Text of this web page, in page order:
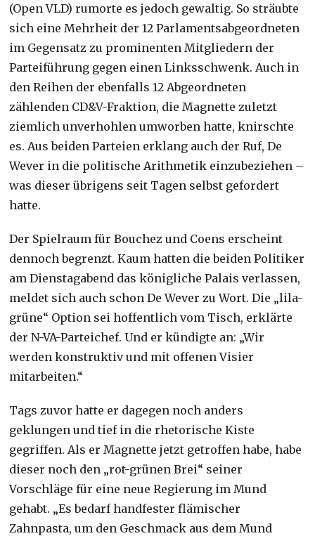
(Open VLD) rumorte es jedoch gewaltig. So sträubte
sich eine Mehrheit der 12 Parlamentsabgeordneten
im Gegensatz zu prominenten Mitgliedern der
Parteiführung gegen einen Linksschwenk. Auch in
den Reihen der ebenfalls 12 Abgeordneten
zählenden CD&V-Fraktion, die Magnette zuletzt
ziemlich unverhohlen umworben hatte, knirschte
es. Aus beiden Parteien erklang auch der Ruf, De
Wever in die politische Arithmetik einzubeziehen –
was dieser übrigens seit Tagen selbst gefordert
hatte.
Der Spielraum für Bouchez und Coens erscheint
dennoch begrenzt. Kaum hatten die beiden Politiker
am Dienstagabend das königliche Palais verlassen,
meldet sich auch schon De Wever zu Wort. Die „lila-
grüne“ Option sei hoffentlich vom Tisch, erklärte
der N-VA-Parteichef. Und er kündigte an: „Wir
werden konstruktiv und mit offenen Visier
mitarbeiten.“
Tags zuvor hatte er dagegen noch anders
geklungen und tief in die rhetorische Kiste
gegriffen. Als er Magnette jetzt getroffen habe, habe
dieser noch den „rot-grünen Brei“ seiner
Vorschläge für eine neue Regierung im Mund
gehabt. „Es bedarf handfester flämischer
Zahnpasta, um den Geschmack aus dem Mund